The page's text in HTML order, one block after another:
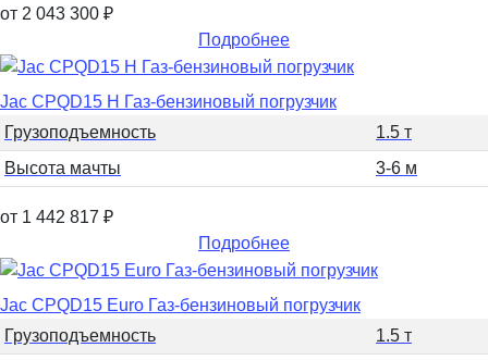
от 2 043 300 ₽
Подробнее
Jac CPQD15 H Газ-бензиновый погрузчик
Грузоподъемность
1.5 т
Высота мачты
3-6 м
от 1 442 817 ₽
Подробнее
Jac CPQD15 Euro Газ-бензиновый погрузчик
Грузоподъемность
1.5 т